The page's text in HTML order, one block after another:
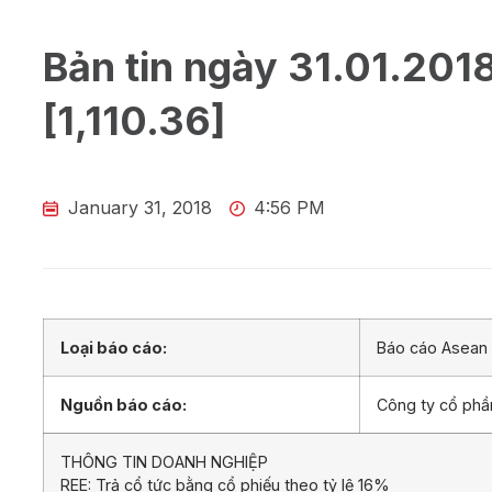
Bản tin ngày
[1,110.36]
January 31, 2018 4:56 PM
Loại báo cáo: Báo cáo
Nguồn báo cáo: Công ty cổ
THÔNG TIN DOANH NGHIỆP
REE: Trả cổ tức bằng cổ phiếu theo tỷ lệ 16%